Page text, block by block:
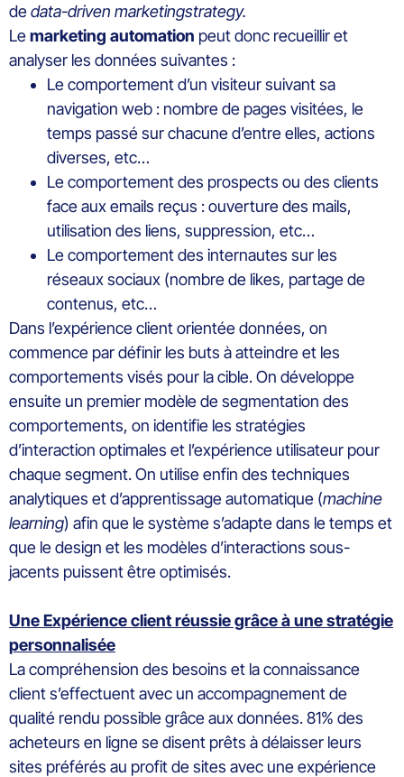
dedata-driven marketingstrategy.
Lemarketing automation peut donc recueillir et
analyser les données suivantes :
Le comportement d’un visiteur suivant sa
navigation web : nombre de pages visitées, le
temps passé sur chacune d’entre elles, actions
diverses, etc…
Le comportement des prospects ou des clients
face aux emails reçus : ouverture des mails,
utilisation des liens, suppression, etc…
Le comportement des internautes sur les
réseaux sociaux (nombre de likes, partage de
contenus, etc…
Dans l’expérience client orientée données, on
commence par définir les buts à atteindre et les
comportements visés pour la cible. On développe
ensuite un premier modèle de segmentation des
comportements, on identifie les stratégies
d’interaction optimales et l’expérience utilisateur pour
chaque segment. On utilise enfin des techniques
analytiques et d’apprentissage automatique (machine
learning) afin que le système s’adapte dans le temps et
que le design et les modèles d’interactions sous-
jacents puissent être optimisés.
Une Expérience client réussie grâce à une stratégie
personnalisée
La compréhension des besoins et la connaissance
client s’effectuent avec un accompagnement de
qualité rendu possible grâce aux données. 81% des
acheteurs en ligne se disent prêts à délaisser leurs
sites préférés au profit de sites avec une expérience